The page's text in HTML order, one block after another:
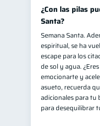
¿Con las pilas
Santa?
Semana Santa.
espiritual, se ha
escape para los
de sol y agua.
emocionarte y
asueto, recuerda
adicionales para tu
para desequilibrar